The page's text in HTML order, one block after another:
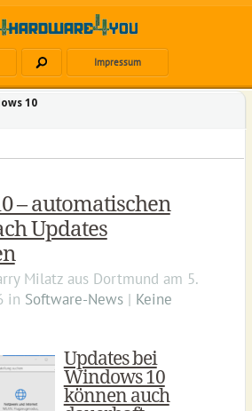
Impressum
10
– automatischen
Updates
Milatzaus Dortmund am 5.
in Software-News| Keine
Updates bei
Windows 10
können auch